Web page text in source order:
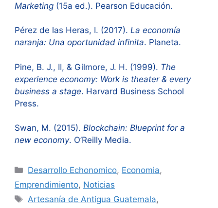
Marketing (15a ed.). Pearson Educación.
Pérez de las Heras, I. (2017). La economía
naranja: Una oportunidad infinita. Planeta.
Pine, B. J., II, & Gilmore, J. H. (1999). The
experience economy: Work is theater & every
business a stage. Harvard Business School
Press.
Swan, M. (2015). Blockchain: Blueprint for a
new economy. O’Reilly Media.
Categorías
Desarrollo Echonomico, Economia,
Emprendimiento, Noticias
Etiquetas
Artesanía de Antigua Guatemala,